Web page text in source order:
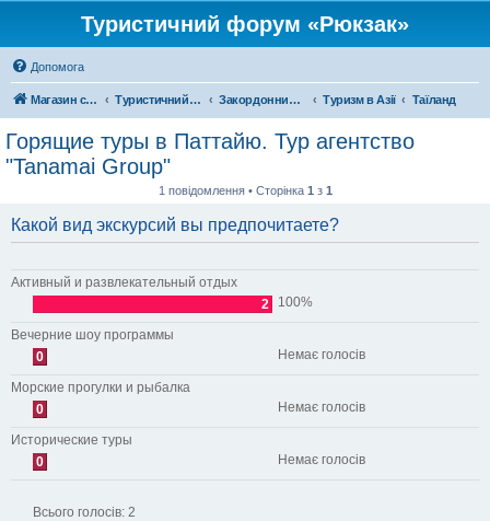
Туристичний форум «Рюкзак»
Допомога
Магазин спорядження Туристичний форум «Рюкзак» Закордонний туризм Туризм в Азії Таїланд
Горящие туры в Паттайю. Тур агентство
"Tanamai Group"
1 повідомлення • Сторінка 1 з 1
Какой вид экскурсий вы предпочитаете?
Активный и развлекательный отдых
2
100%
Вечерние шоу программы
0
Немає голосів
Морские прогулки и рыбалка
0
Немає голосів
Исторические туры
0
Немає голосів
Всього голосів: 2